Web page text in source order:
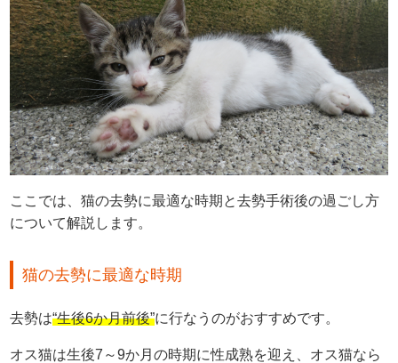
ここでは、猫の去勢に最適な時期と去勢手術後の過ごし方
について解説します。
猫の去勢に最適な時期
去勢は“生後6か月前後”に行なうのがおすすめです。
オス猫は生後7～9か月の時期に性成熟を迎え、オス猫なら